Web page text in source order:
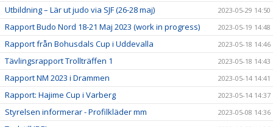
Utbildning – Lär ut judo via SJF (26-28 maj) 2023-05-29 14:50
Rapport Budo Nord 18-21 Maj 2023 (work in progress) 2023-05-19 14:48
Rapport från Bohusdals Cup i Uddevalla 2023-05-18 14:46
Tävlingsrapport Trollträffen 1 2023-05-18 14:43
Rapport NM 2023 i Drammen 2023-05-14 14:41
Rapport: Hajime Cup i Varberg 2023-05-14 14:37
Styrelsen informerar - Profilkläder mm 2023-05-08 14:36